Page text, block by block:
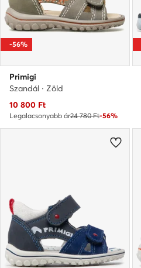
-56%
Primigi
Szandál · Zöld
Aktuális ár
10 800 Ft
Legalacsonyabb ár24 780 Ft-56%